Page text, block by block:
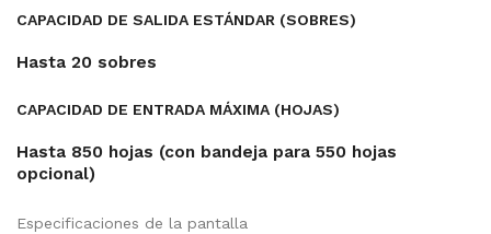
CAPACIDAD DE SALIDA ESTÁNDAR (SOBRES)
Hasta 20 sobres
CAPACIDAD DE ENTRADA MÁXIMA (HOJAS)
Hasta 850 hojas (con bandeja para 550 hojas
opcional)
Especificaciones de la pantalla